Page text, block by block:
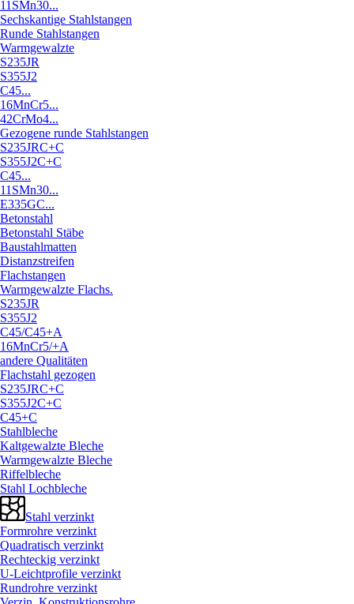
11SMn30...
Sechskantige Stahlstangen
Runde Stahlstangen
Warmgewalzte
S235JR
S355J2
C45...
16MnCr5...
42CrMo4...
Gezogene runde Stahlstangen
S235JRC+C
S355J2C+C
C45...
11SMn30...
E335GC...
Betonstahl
Betonstahl Stäbe
Baustahlmatten
Distanzstreifen
Flachstangen
Warmgewalzte Flachs.
S235JR
S355J2
C45/C45+A
16MnCr5/+A
andere Qualitäten
Flachstahl gezogen
S235JRC+C
S355J2C+C
C45+C
Stahlbleche
Kaltgewalzte Bleche
Warmgewalzte Bleche
Riffelbleche
Stahl Lochbleche
Stahl verzinkt
Formrohre verzinkt
Quadratisch verzinkt
Rechteckig verzinkt
U-Leichtprofile verzinkt
Rundrohre verzinkt